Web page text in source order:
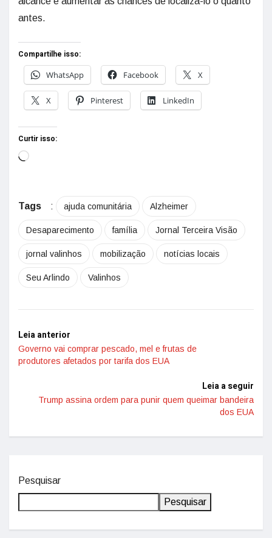
antes.
Compartilhe isso:
WhatsApp
Facebook X
X Pinterest LinkedIn
Curtir isso:
Tags : ajuda comunitária Alzheimer
Desaparecimento família Jornal Terceira Visão
jornal valinhos mobilização notícias locais
Seu Arlindo Valinhos
Leia anterior
Governo vai comprar pescado, mel e frutas de
produtores afetados por tarifa dos EUA
Leia a seguir
Trump assina ordem para punir quem queimar bandeira
dos EUA
Pesquisar
Pesquisar